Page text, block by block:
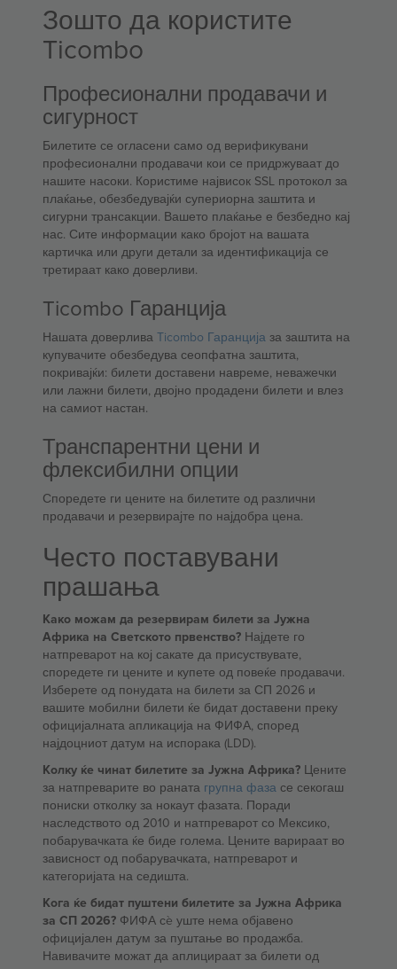
Зошто да користите
Ticombo
Професионални продавачи и
сигурност
Билетите се огласени само од верификувани
професионални продавачи кои се придржуваат до
нашите насоки. Користиме највисок SSL протокол за
плаќање, обезбедувајќи супериорна заштита и
сигурни трансакции. Вашето плаќање е безбедно кај
нас. Сите информации како бројот на вашата
картичка или други детали за идентификација се
третираат како доверливи.
Ticombo Гаранција
Нашата доверлива Ticombo Гаранција за заштита на
купувачите обезбедува сеопфатна заштита,
покривајќи: билети доставени навреме, неважечки
или лажни билети, двојно продадени билети и влез
на самиот настан.
Транспарентни цени и
флексибилни опции
Споредете ги цените на билетите од различни
продавачи и резервирајте по најдобра цена.
Често поставувани
прашања
Како можам да резервирам билети за Јужна
Африка на Светското првенство? Најдете го
натпреварот на кој сакате да присуствувате,
споредете ги цените и купете од повеќе продавачи.
Изберете од понудата на билети за СП 2026 и
вашите мобилни билети ќе бидат доставени преку
официјалната апликација на ФИФА, според
најдоцниот датум на испорака (LDD).
Колку ќе чинат билетите за Јужна Африка? Цените
за натпреварите во раната групна фаза се секогаш
пониски отколку за нокаут фазата. Поради
наследството од 2010 и натпреварот со Мексико,
побарувачката ќе биде голема. Цените варираат во
зависност од побарувачката, натпреварот и
категоријата на седишта.
Кога ќе бидат пуштени билетите за Јужна Африка
за СП 2026? ФИФА сè уште нема објавено
официјален датум за пуштање во продажба.
Навивачите можат да аплицираат за билети од